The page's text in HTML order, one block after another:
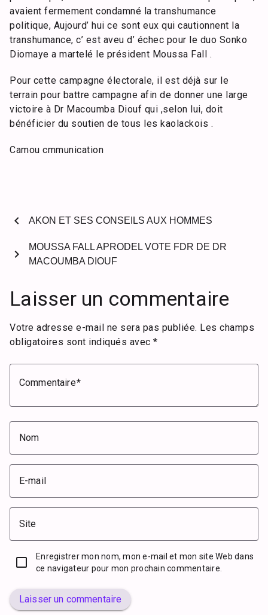
avaient fermement condamné la transhumance
politique, Aujourd’ hui ce sont eux qui cautionnent la
transhumance, c’ est aveu d’ échec pour le duo Sonko
Diomaye a martelé le président Moussa Fall .
Pour cette campagne électorale, il est déjà sur le
terrain pour battre campagne afin de donner une large
victoire à Dr Macoumba Diouf qui ,selon lui, doit
bénéficier du soutien de tous les kaolackois .
Camou cmmunication
chevron_left AKON ET SES CONSEILS AUX HOMMES
MOUSSA FALL APRODEL VOTE FDR DE DR
MACOUMBA DIOUF
chevron_right
Laisser un commentaire
Votre adresse e-mail ne sera pas publiée. Les champs
obligatoires sont indiqués avec *
Commentaire
Nom
E-mail
Site
Enregistrer mon nom, mon e-mail et mon site Web dans
ce navigateur pour mon prochain commentaire.
Laisser un commentaire